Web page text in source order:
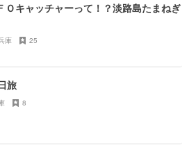
Ｏキャッチャーって！？淡路島たまねぎ
庫 25
旅
8